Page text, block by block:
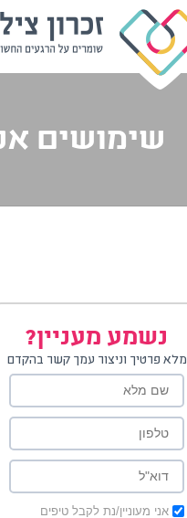
שימושים
נשמע מעניין?
מלא פרטיך וניצור עמך קשר בהקדם
אני מעוניין/נת לקבל טיפים